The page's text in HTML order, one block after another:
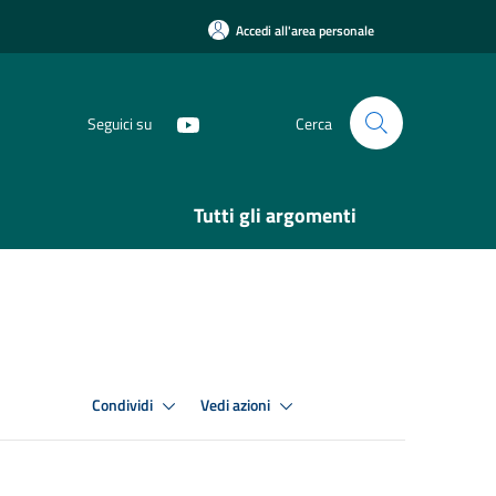
Accedi all'area personale
Seguici su Cerca
Tutti gli argomenti
Condividi Vedi azioni